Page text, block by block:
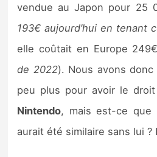
vendue au Japon pour 25
193€ aujourd’hui en tenant
elle coûtait en Europe
de 2022). Nous avons
peu plus pour avoir le
Nintendo, mais est-ce que
aurait été similaire sans lui ?